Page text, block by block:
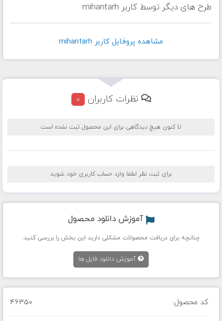
طرح های دیگر توسط کاربر mihantarh
مشاهده پروفايل کاربر mihantarh
نظرات کاربران 0
تا کنون هیچ دیدگاهی برای این محصول ثبت نشده است
برای ثبت نظر لطفا وارد حساب کاربری خود شوید
آموزش دانلود محصول
چنانچه برای دریافت محصولات مشکلی دارید این بخش را بررسی کنید.
آموزش دانلود فایل ها
کد محصول: 46350